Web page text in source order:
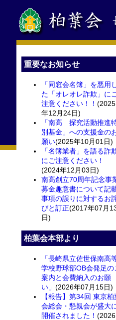
重要なお知らせ
「同窓会名簿」を悪用
た「オレオレ詐欺」に
注意ください！！ (2025
年12月24日)
「南高 探究活動推進
別基金」への支援金の
願い(2025年10月01日)
「名簿業者」を語る詐
にご注意ください！
(2024年12月03日)
南高創立70周年記念事
募金趣意書について記
事項の誤りに対するお
びと訂正(2017年07月
日)
柏葉会本部より
「長崎県立佐世保南高
学校野球部OB会発足の
案内と会費納入のお願
い」 (2026年07月15日)
【報告】第34回 東京柏
会総会・懇親会が盛大
開催されました！ (2026